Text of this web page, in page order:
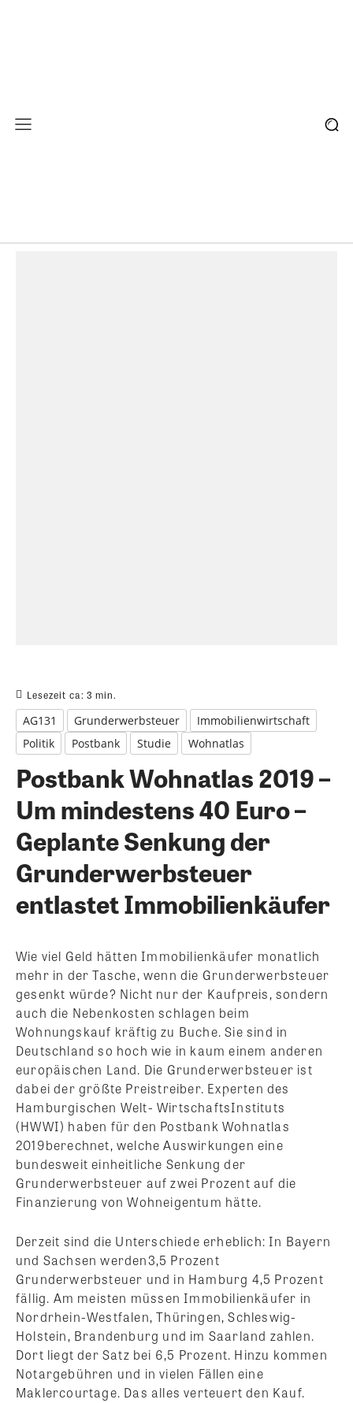
Lesezeit ca: 3 min.
AG131 Grunderwerbsteuer
Immobilienwirtschaft
Politik
Postbank Studie Wohnatlas
Postbank Wohnatlas 2019 –
Um mindestens 40 Euro –
Geplante Senkung der
Grunderwerbsteuer
entlastet Immobilienkäufer
Wie viel Geld hätten Immobilienkäufer monatlich
mehr in der Tasche, wenn die Grunderwerbsteuer
gesenkt würde? Nicht nur der Kaufpreis, sondern
auch die Nebenkosten schlagen beim
Wohnungskauf kräftig zu Buche. Sie sind in
Deutschland so hoch wie in kaum einem anderen
europäischen Land. Die Grunderwerbsteuer ist
dabei der größte Preistreiber. Experten des
Hamburgischen Welt- WirtschaftsInstituts
(HWWI) haben für den Postbank Wohnatlas
2019berechnet, welche Auswirkungen eine
bundesweit einheitliche Senkung der
Grunderwerbsteuer auf zwei Prozent auf die
Finanzierung von Wohneigentum hätte.
Derzeit sind die Unterschiede erheblich: In Bayern
und Sachsen werden3,5 Prozent
Grunderwerbsteuer und in Hamburg 4,5 Prozent
fällig. Am meisten müssen Immobilienkäufer in
Nordrhein-Westfalen, Thüringen, Schleswig-
Holstein, Brandenburg und im Saarland zahlen.
Dort liegt der Satz bei 6,5 Prozent. Hinzu kommen
Notargebühren und in vielen Fällen eine
Maklercourtage. Das alles verteuert den Kauf.